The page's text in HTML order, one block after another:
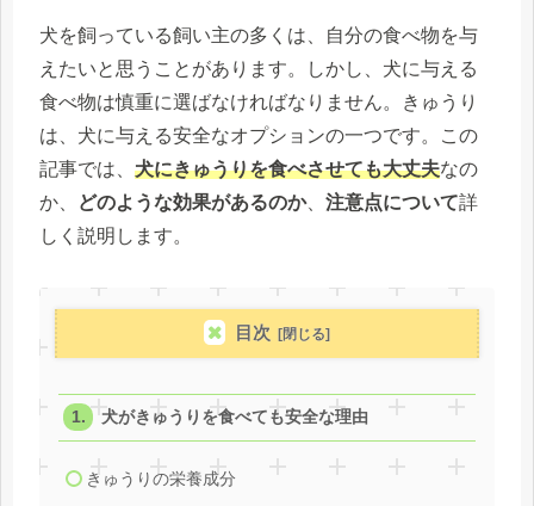
犬を飼っている飼い主の多くは、自分の食べ物を与
えたいと思うことがあります。しかし、犬に与える
食べ物は慎重に選ばなければなりません。きゅうり
は、犬に与える安全なオプションの一つです。この
記事では、 犬にきゅうりを食べさせても大丈夫なの
か、
どのような効果があるのか、 注意点について詳
しく説明します。
目次
犬がきゅうりを食べても安全な理由
きゅうりの栄養成分